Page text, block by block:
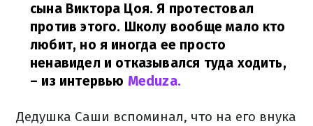
сына Виктора Цоя. Я протестовал
против этого. Школу вообще мало кто
любит, но я иногда ее просто
ненавидел и отказывался туда ходить,
– из интервью Meduza.
Дедушка Саши вспоминал, что на его внука